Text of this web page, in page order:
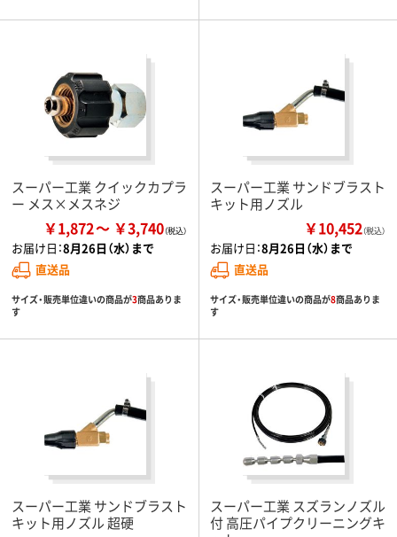
スーパー工業 クイックカプラ
ー メス×メスネジ
￥1,872 ￥3,740
お届け日：8月26日（水）まで
直送品
サイズ・販売単位違いの商品が3商品ありま
す
スーパー工業 サンドブラスト
キット用ノズル
￥10,452（税込）
お届け日：8月26日（水）まで
直送品
サイズ・販売単位違いの商品が8商品ありま
す
スーパー工業 サンドブラスト
キット用ノズル 超硬
スーパー工業 スズランノズル
付 高圧パイプクリーニングキ